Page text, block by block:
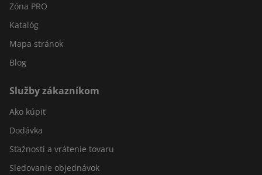
Zóna PRO
Katalóg
Mapa stránok
Blog
Služby zákazníkom
Ako kúpiť
Dodávka
Sťažnosti a vrátenie tovaru
Sledovanie objednávok